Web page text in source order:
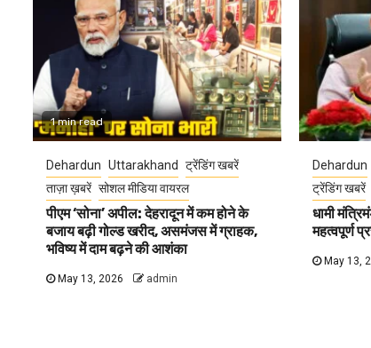
1 min read
Dehardun Uttarakhand
ट्रेंडिंग खबरें
ताज़ा ख़बरें सोशल मीडिया वायरल
पीएम ‘सोना’ अपील: देहरादून में कम होने के
बजाय बढ़ी गोल्ड खरीद, असमंजस में ग्राहक,
भविष्य में दाम बढ़ने की आशंका
May 13, 2026 admin
Dehardun
ट्रेंडिंग खबरें
धामी
महत्वपूर्ण
May 13,